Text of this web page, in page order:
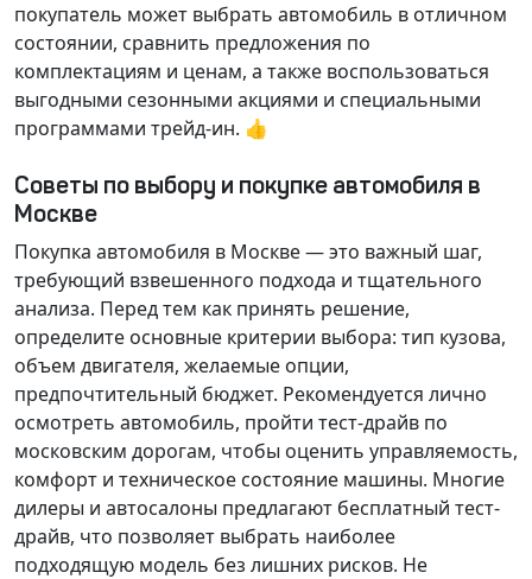
покупатель может выбрать автомобиль в отличном
состоянии, сравнить предложения по
комплектациям и ценам, а также воспользоваться
выгодными сезонными акциями и специальными
программами трейд-ин. 👍
Советы по выбору и покупке автомобиля в
Москве
Покупка автомобиля в Москве — это важный шаг,
требующий взвешенного подхода и тщательного
анализа. Перед тем как принять решение,
определите основные критерии выбора: тип кузова,
объем двигателя, желаемые опции,
предпочтительный бюджет. Рекомендуется лично
осмотреть автомобиль, пройти тест-драйв по
московским дорогам, чтобы оценить управляемость,
комфорт и техническое состояние машины. Многие
дилеры и автосалоны предлагают бесплатный тест-
драйв, что позволяет выбрать наиболее
подходящую модель без лишних рисков. Не